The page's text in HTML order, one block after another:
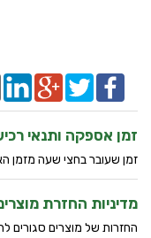
זמן אספקה ותנאי
זמן שעובר בחצי שעה מזמן
מדיניות החזרת